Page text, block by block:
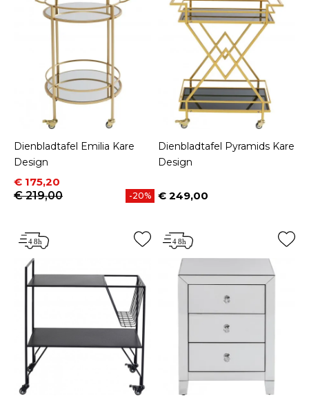
Dienbladtafel Emilia Kare
Design
Prijs
€ 175,20
Normale prijs
€ 219,00
-20%
Dienbladtafel Pyramids Kare
Design
Prijs
€ 249,00